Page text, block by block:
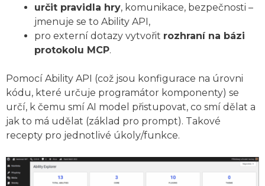
určit pravidla hry, komunikace, bezpečnosti –
jmenuje se to Ability API,
pro externí dotazy vytvořit rozhraní na bázi
protokolu MCP.
Pomocí Ability API (což jsou konfigurace na úrovni
kódu, které určuje programátor komponenty) se
určí, k čemu smí AI model přistupovat, co smí dělat a
jak to má udělat (základ pro prompt). Takové
recepty pro jednotlivé úkoly/funkce.